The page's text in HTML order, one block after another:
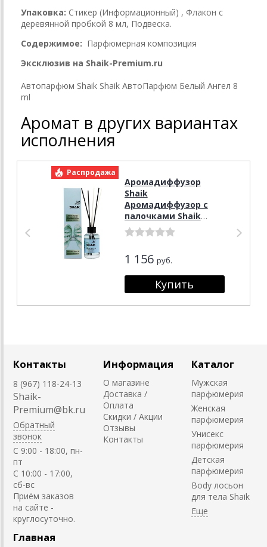
Упаковка: Стикер (Информационный) , Флакон с
деревянной пробкой 8 мл, Подвеска.
Содержимое: Парфюмерная композиция
Эксклюзив на Shaik-Premium.ru
Автопарфюм Shaik Shaik АвтоПарфюм Белый Ангел 8
ml
Аромат в других вариантах
исполнения
Распродажа
Аромадиффузор
Shaik
Аромадиффузор с
палочками Shaik
Bamboo Ange Blanc
(Белый Ангел) 100 ml
1 156 руб.
Контакты
8 (967) 118-24-13
Shaik-
Premium@bk.ru
Обратный
звонок
C 9:00 - 18:00, пн-
пт
С 10:00 - 17:00,
сб-вс
Приём заказов
на сайте -
круглосуточно.
Информация
О магазине
Доставка /
Оплата
Скидки / Акции
Отзывы
Контакты
Каталог
Мужская
парфюмерия
Женская
парфюмерия
Унисекс
парфюмерия
Детская
парфюмерия
Body лосьон
для тела Shaik
Главная